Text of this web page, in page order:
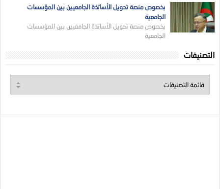
بخصوص منصة تحويل الأساتذة الجامعيين بين المؤسسات
الجامعية
بخصوص منصة تحويل الأساتذة الجامعيين بين المؤسسات
الجامعية
التصنيفات